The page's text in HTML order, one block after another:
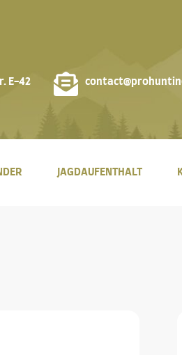
E-42
JAGDAUFENTHALT